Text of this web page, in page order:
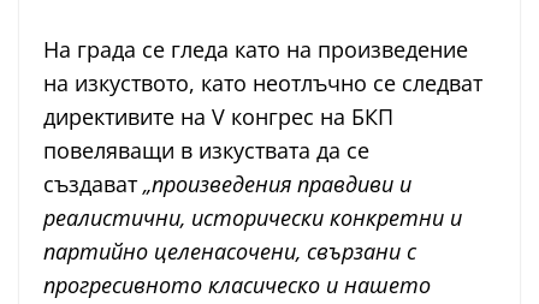
На града се гледа като на произведение
на изкуството, като неотлъчно се следват
директивите на V конгрес на БКП
повеляващи в изкуствата да се
създават„произведения правдиви и
реалистични, исторически конкретни и
партийно целенасочени, свързани с
прогресивното класическо и нашето